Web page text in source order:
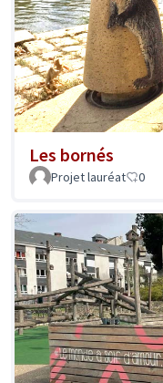
Les bornés
Projet lauréat 0